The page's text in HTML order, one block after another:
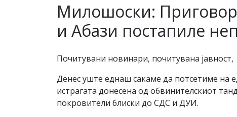
Милошоски:
и Абази постапиле
Почитувани новинари, почитувана јавност,
Денес уште еднаш сакаме да потсетиме на
истрагата донесена од обвинителскиот
покровители блиски до СДС и ДУИ.